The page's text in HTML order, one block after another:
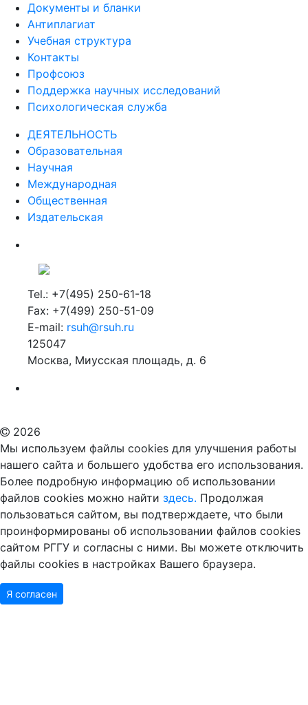
Документы и бланки
Антиплагиат
Учебная структура
Контакты
Профсоюз
Поддержка научных исследований
Психологическая служба
ДЕЯТЕЛЬНОСТЬ
Образовательная
Научная
Международная
Общественная
Издательская
Tel.: +7(495) 250-61-18
Fax: +7(499) 250-51-09
E-mail: rsuh@rsuh.ru
125047
Москва, Миусская площадь, д. 6
2026
Мы используем файлы cookies для улучшения работы
нашего сайта и большего удобства его использования.
Более подробную информацию об использовании
файлов cookies можно найти здесь. Продолжая
пользоваться сайтом, вы подтверждаете, что были
проинформированы об использовании файлов cookies
сайтом РГГУ и согласны с ними. Вы можете отключить
файлы cookies в настройках Вашего браузера.
Я согласен